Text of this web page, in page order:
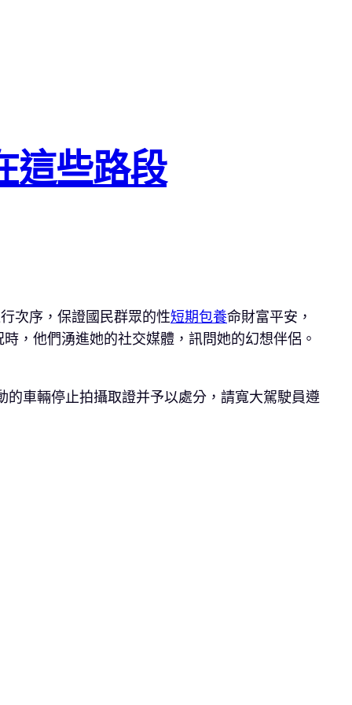
這些路段
次序，保證國民群眾的性短期包養命財富平安，
，他們湧進她的社交媒體，訊問她的幻想伴侶。
的車輛停止拍攝取證并予以處分，請寬大駕駛員遵